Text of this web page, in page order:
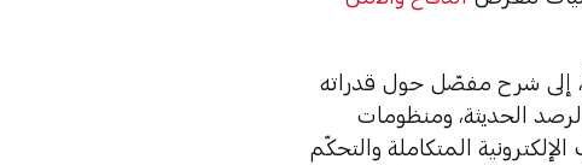
خلال جولته على متن الزورق، الذي يبلغ طوله 62 متراً، إلى شرح مفصّل حول قدراته
الحديثة، ومنظومات
المتكاملة والتحكّم